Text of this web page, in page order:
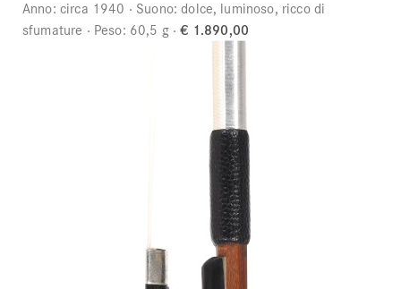
Anno: circa 1940 Suono:dolce, luminoso, ricco di
sfumature
Peso: 60,5 g € 1.890,00